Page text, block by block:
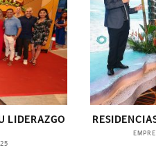
LIDERAZGO